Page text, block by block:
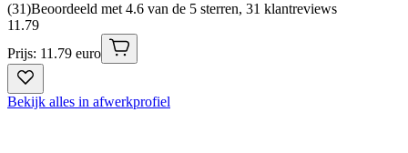
(31)Beoordeeld met 4.6 van de 5 sterren, 31 klantreviews
11 .79
Prijs: 11.79 euro
Bekijk alles in afwerkprofiel